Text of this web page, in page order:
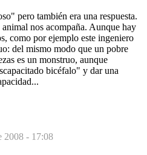
pero también era una respuesta.
nos acompaña. Aunque hay
como por ejemplo este ingeniero
del mismo modo que un pobre
es un monstruo, aunque
bicéfalo" y dar una
2008 - 17:08